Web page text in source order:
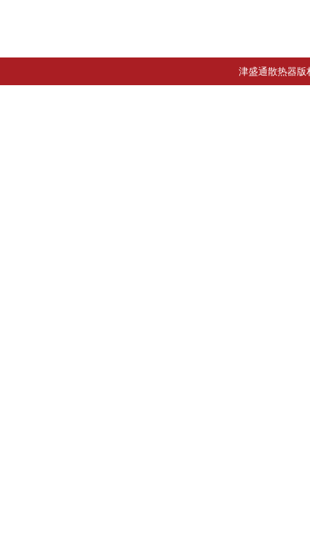
津盛通散热器版